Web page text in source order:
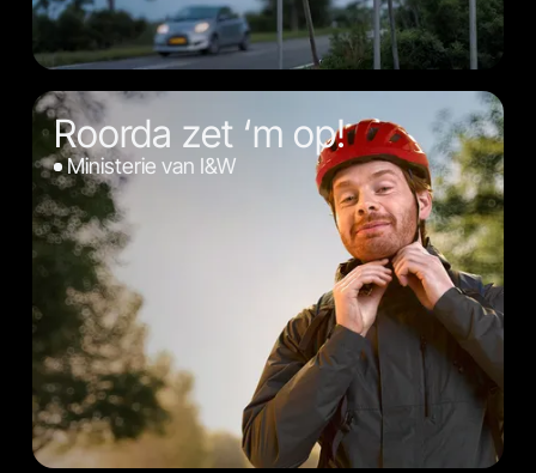
Roorda zet ‘m op!
Ministerie van I&W